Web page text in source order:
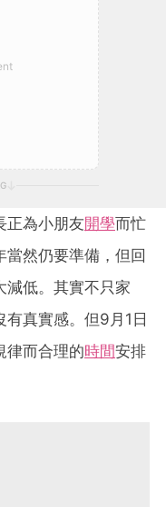
正為小朋友開學而忙
然仍要準備，但回
減低。其實不只家
真實感。但9月1日
律而合理的時間安排